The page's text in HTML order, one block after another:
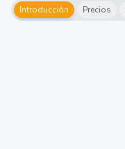
Introducción Precios